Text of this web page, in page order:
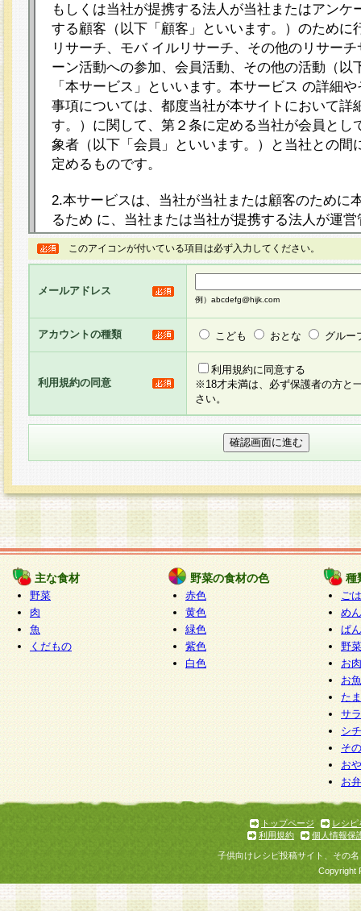
もしくは当社が提携する法人が当社またはアンケ
する顧客（以下「顧客」といいます。）のために
リサーチ、モバ イルリサーチ、その他のリサー
ーン活動への参加、会員活動、その他の活動（以
「本サービス」といいます。本サービス の詳細
事項については、都度当社が本サイトにおいて詳
す。）に関して、第２条に定める当社が会員とし
象者（以下「会員」といいます。）と当社との間
定めるものです。
2.本サービスは、当社が当社または顧客のために
るため に、当社または当社が提携する法人が運
ト（以下「本サイト」といいます。）上に本サー
ージを設け、会員がアンケー ト調査に回答する
し、その結果を当社が集計・分析その他の利用を
るものです。なお、本サービスは、それぞれの目
員に対して本サービスの依頼を行うこともあり、
た全ての会員に対して本サービスの依頼をすると
りま す。
3.当社は、会員の事前の承諾を得ることなく、当
方 法・手段にて、本規約を任意に制定、変更ま
きるものとします。改定後の本規約等は、本規約
に掲示したときに、その 他の諸規定については
てその効力を生じるものとします。
4.本規約は、会員登録希望者による会員登録手続
の当社による会員登録の承認が完了した時点で会
たものとみなされ、会員に対して適用されるもの
5.当社がお聞きする個人情報は、すべて会員登録
で提 供いただいたものと考えております。従っ
自らの個人情報の提供を希望されない場合には、
をお預かりいたしません が、提供されないこと
商品やサービス等をご利用いただけない場合があ
了承ください。
6.当社は、お客様から当社が保有している個人情
加・ 利用停止等を求められた場合には、ご本人
て確認できた場合に限り、法令に準拠して合理的
いただきます。なお、開示 請求等の請求先は個
ります。
1.会員とは、本規約等を承諾のうえ、当社所定の
了し、当社が承認した者、グループとします。な
が以下に該当する場合は会員登録をすることがで
このアイコンが付いている項目は必ず入力してください。
メールアドレス
例）abcdefg@hijk.com
アカウントの種類 こども おとな グルー
利用規約の同意
利用規約に同意する
※18才未満は、必ず保護者の方と
さい。
主な食材
野菜
肉
魚
くだもの
野菜の食材の色
赤色
黄色
緑色
紫色
白色
種
ご
めん
ぱん
野
お
お
た
サ
シ
そ
お
お
トップページ
レシピ
利用規約
個人情報保
子供向けレシピ投稿サイト、その
Copyright